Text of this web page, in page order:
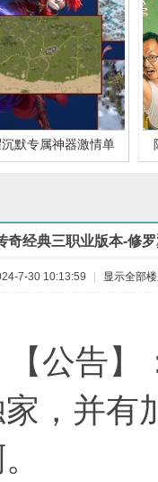
默专属神器激情单
奇经典三职业版本-修
7-30 10:13:59 显示全部
公告】
，并有